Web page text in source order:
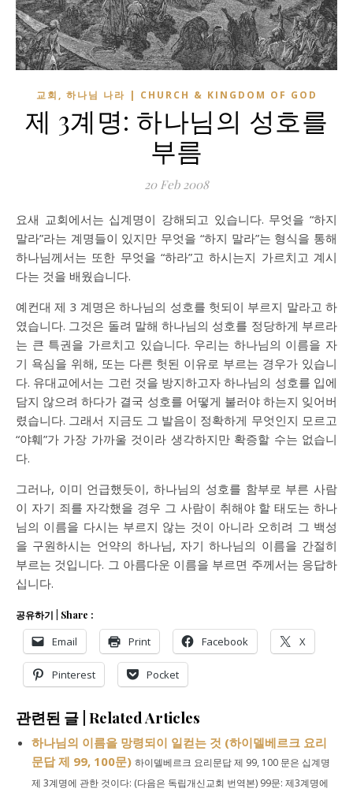
교회, 하나님 나라 | CHURCH & KINGDOM OF GOD
제 3계명: 하나님의 성호를
부름
20 Feb 2008
요새 교회에서는 십계명이 강해되고 있습니다. 무엇을 “하지
말라”라는 계명들이 있지만 무엇을 “하지 말라”는 형식을 통해
하나님께서는 또한 무엇을 “하라”고 하시는지 가르치고 계시
다는 것을 배웠습니다.
예컨대 제 3 계명은 하나님의 성호를 헛되이 부르지 말라고 하
였습니다. 그것은 돌려 말해 하나님의 성호를 정당하게 부르라
는 큰 특권을 가르치고 있습니다. 우리는 하나님의 이름을 자
기 욕심을 위해, 또는 다른 헛된 이유로 부르는 경우가 있습니
다. 유대교에서는 그런 것을 방지하고자 하나님의 성호를 입에
담지 않으려 하다가 결국 성호를 어떻게 불러야 하는지 잊어버
렸습니다. 그래서 지금도 그 발음이 정확하게 무엇인지 모르고
“야훼”가 가장 가까울 것이라 생각하지만 확증할 수는 없습니
다.
그러나, 이미 언급했듯이, 하나님의 성호를 함부로 부른 사람
이 자기 죄를 자각했을 경우 그 사람이 취해야 할 태도는 하나
님의 이름을 다시는 부르지 않는 것이 아니라 오히려 그 백성
을 구원하시는 언약의 하나님, 자기 하나님의 이름을 간절히
부르는 것입니다. 그 아름다운 이름을 부르면 주께서는 응답하
십니다.
공유하기 | Share :
Email Print Facebook X
Pinterest Pocket
관련된 글 | Related Articles
하나님의 이름을 망령되이 일컫는 것 (하이델베르크 요리
문답 제 99, 100문) 하이델베르크 요리문답 제 99, 100 문은 십계명
제 3계명에 관한 것이다: (다음은 독립개신교회 번역본) 99문: 제3계명에